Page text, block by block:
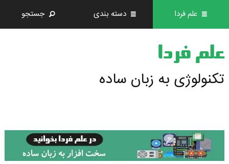
علم فردا دسته بندی جستجو
علم فردا
تکنولوژی به زبان ساده